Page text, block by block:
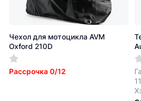
Чехол для мотоцикла AVM
Oxford 210D
Рассрочка 0/12